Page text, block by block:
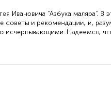
Ивановича "Азбука маляра". В
советы и рекомендации, и,
исчерпывающими. Надеемся,